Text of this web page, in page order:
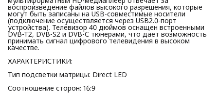
воспроизведение файлов высокого разрешения, которые
могут быть записаны на USB-совместимые носители
(подключение осуществляется через USB2.0-порт
устройства). Телевизор 40 дюймов оснащен встроенными
DVB-T2, DVB-S2 и DVB-С тюнерами, что дает возможность
принимать сигнал цифрового телевидения в высоком
качестве.
ХАРАКТЕРИСТИКИ:
Тип подсветки матрицы: Direct LED
Соотношение сторон: 16:9